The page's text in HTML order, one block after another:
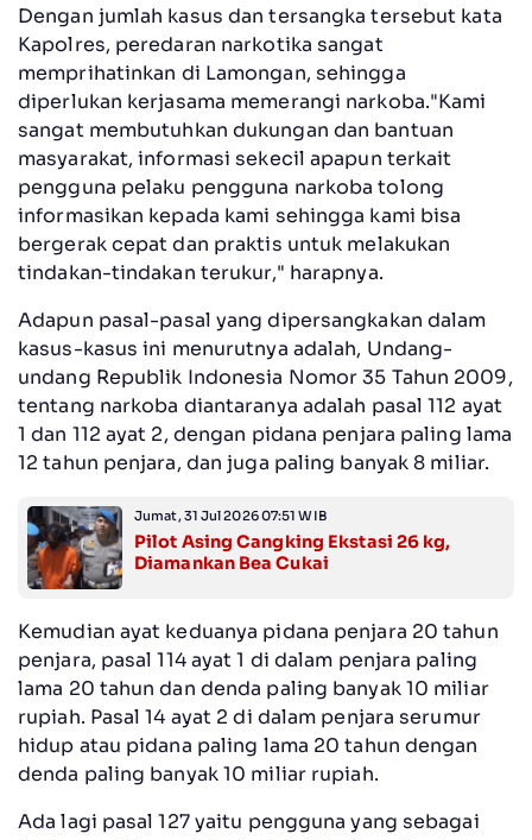
Dengan jumlah kasus dan tersangka tersebut kata
Kapolres, peredaran narkotika sangat
memprihatinkan di Lamongan, sehingga
diperlukan kerjasama memerangi narkoba."Kami
sangat membutuhkan dukungan dan bantuan
masyarakat, informasi sekecil apapun terkait
pengguna pelaku pengguna narkoba tolong
informasikan kepada kami sehingga kami bisa
bergerak cepat dan praktis untuk melakukan
tindakan-tindakan terukur," harapnya.
Adapun pasal-pasal yang dipersangkakan dalam
kasus-kasus ini menurutnya adalah, Undang-
undang Republik Indonesia Nomor 35 Tahun 2009,
tentang narkoba diantaranya adalah pasal 112 ayat
1 dan 112 ayat 2, dengan pidana penjara paling lama
12 tahun penjara, dan juga paling banyak 8 miliar.
Jumat, 31 Jul 2026 07:51 WIB
Pilot Asing Cangking Ekstasi 26 kg,
Diamankan Bea Cukai
Kemudian ayat keduanya pidana penjara 20 tahun
penjara, pasal 114 ayat 1 di dalam penjara paling
lama 20 tahun dan denda paling banyak 10 miliar
rupiah. Pasal 14 ayat 2 di dalam penjara serumur
hidup atau pidana paling lama 20 tahun dengan
denda paling banyak 10 miliar rupiah.
Ada lagi pasal 127 yaitu pengguna yang sebagai